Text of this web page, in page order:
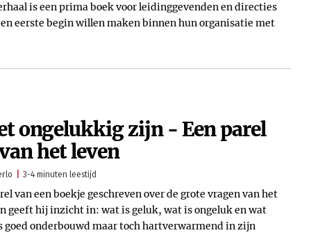
is een prima boek voor leidinggevenden en directies
eerste begin willen maken binnen hun organisatie met
ongelukkig zijn - Een parel
het leven
3-4 minuten leestijd
van een boekje geschreven over de grote vragen van het
geeft hij inzicht in: wat is geluk, wat is ongeluk en wat
goed onderbouwd maar toch hartverwarmend in zijn